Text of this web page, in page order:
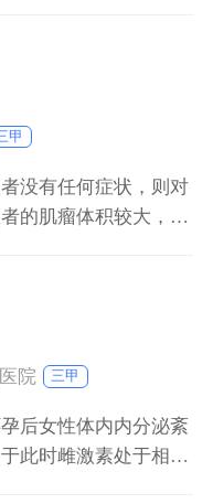
然复发性流产定义为
专家认为连续发生两
发性流产常见原因为
黄体功能不全、甲状
甲
没有任何症状，则对
的肌瘤体积较大，就
院
三甲
后女性体内内分泌紊
此时雌激素处于相对